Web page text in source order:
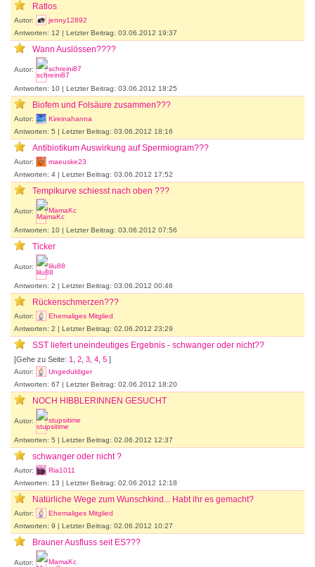
Ratlos
Autor:
jenny12892
Antworten: 12 | Letzter Beitrag: 03.06.2012 19:37
Wann Auslössen????
Autor: schreini87
Antworten: 10 | Letzter Beitrag: 03.06.2012 18:25
Biofem und Folsäure zusammen???
Autor:
Kireinahanna
Antworten: 5 | Letzter Beitrag: 03.06.2012 18:16
Antibiotikum Auswirkung auf Spermiogram???
Autor:
maeuske23
Antworten: 4 | Letzter Beitrag: 03.06.2012 17:52
Tempikurve schiesst nach oben ???
Autor: MamaKc
Antworten: 10 | Letzter Beitrag: 03.06.2012 07:56
Ticker
Autor: lilu88
Antworten: 2 | Letzter Beitrag: 03.06.2012 00:46
Rückenschmerzen???
Autor:
Ehemaliges Mitglied
Antworten: 2 | Letzter Beitrag: 02.06.2012 23:29
SST liefert uneindeutiges Ergebnis - schwanger oder nicht??
[Gehe zu Seite: 1 2 3 4 5 ]
Autor:
Ungeduldiger
Antworten: 67 | Letzter Beitrag: 02.06.2012 18:20
NOCH HIBBLERINNEN GESUCHT
Autor: stupsitime
Antworten: 5 | Letzter Beitrag: 02.06.2012 12:37
schwanger oder nicht ?
Autor:
Ria1011
Antworten: 13 | Letzter Beitrag: 02.06.2012 12:18
Natürliche Wege zum Wunschkind... Habt ihr es gemacht?
Autor:
Ehemaliges Mitglied
Antworten: 9 | Letzter Beitrag: 02.06.2012 10:27
Brauner Ausfluss seit ES???
Autor: MamaKc